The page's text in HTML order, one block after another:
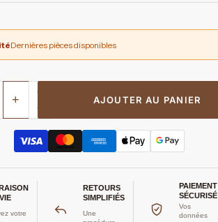
Dernières pièces disponibles
+ AJOUTER AU PANIER
votre
RETOURS
SIMPLIFIÉS
Une
PAIEMENT
SÉCURISÉ
Vos
données